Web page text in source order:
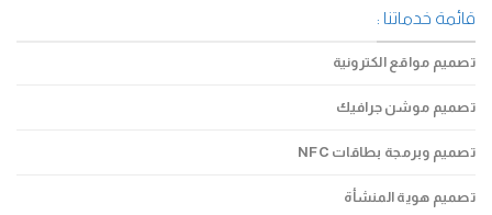
قائمة خدماتنا :
تصميم مواقع الكترونية
تصميم موشن جرافيك
تصميم وبرمجة بطاقات NFC
تصميم هوية المنشأة